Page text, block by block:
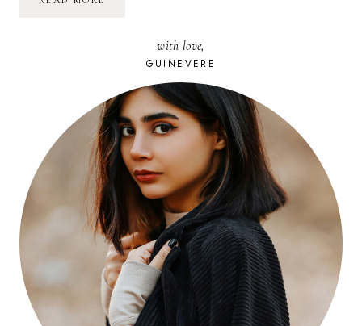
with love,
GUINEVERE